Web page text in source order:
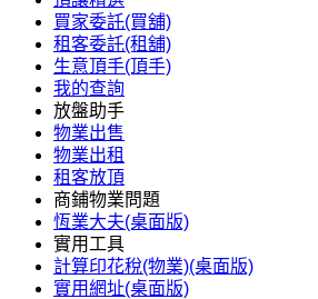
買家委託(買舖)
租客委託(租舖)
生意頂手(頂手)
我的查詢
放盤助手
物業出售
物業出租
租客放頂
商鋪物業問題
恆業大夫(桌面版)
實用工具
計算印花稅(物業)(桌面版)
實用網址(桌面版)